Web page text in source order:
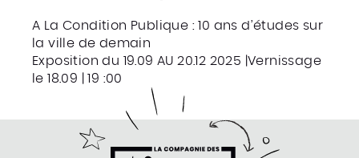
A La Condition Publique : 10 ans d’études sur
la ville de demain
Exposition du 19.09 AU 20.12 2025 |Vernissage
le 18.09 | 19 :00